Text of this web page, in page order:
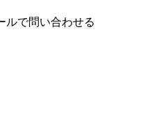
ルで問い合わせる